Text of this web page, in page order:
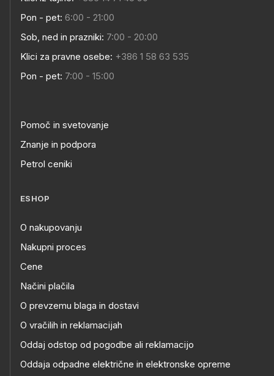
Pon - pet: 6:00 - 21:00
Sob, ned in prazniki: 7:00 - 20:00
Klici za pravne osebe: +386 1 58 63 535
Pon - pet: 7:00 - 15:00
Pomoč in svetovanje
Znanje in podpora
Petrol ceniki
ESHOP
O nakupovanju
Nakupni proces
Cene
Načini plačila
O prevzemu blaga in dostavi
O vračilih in reklamacijah
Oddaj odstop od pogodbe ali reklamacijo
Oddaja odpadne električne in elektronske opreme